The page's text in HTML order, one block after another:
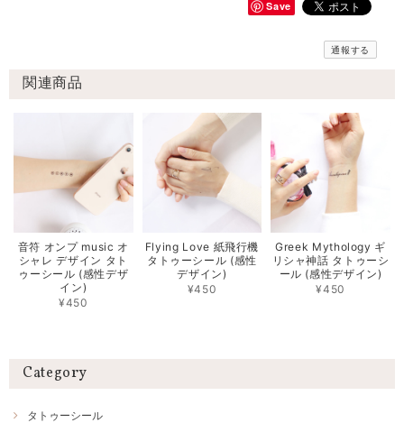
Save
通報する
関連商品
音符 オンプ music オ
シャレ デザイン タト
ゥーシール (感性デザ
イン)
¥450
Flying Love 紙飛行機
タトゥーシール (感性
デザイン)
¥450
Greek Mythology ギ
リシャ神話 タトゥーシ
ール (感性デザイン)
¥450
Category
タトゥーシール